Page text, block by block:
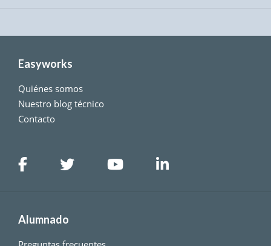
Easyworks
Quiénes somos
Nuestro blog técnico
Contacto
Alumnado